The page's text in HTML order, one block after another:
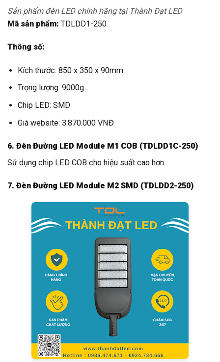
Sản phẩm đèn LED chính hãng tại Thành Đạt LED
Mã sản phẩm: TDLDD1-250
Thông số:
Kích thước: 850 x 350 x 90mm
Trọng lượng: 9000g
Chip LED: SMD
Giá website: 3.870.000 VNĐ
6. Đèn Đường LED Module M1 COB (TDLDD1C-250)
Sử dụng chip LED COB cho hiệu suất cao hơn.
7. Đèn Đường LED Module M2 SMD (TDLDD2-250)